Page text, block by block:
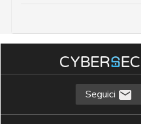
Seguici